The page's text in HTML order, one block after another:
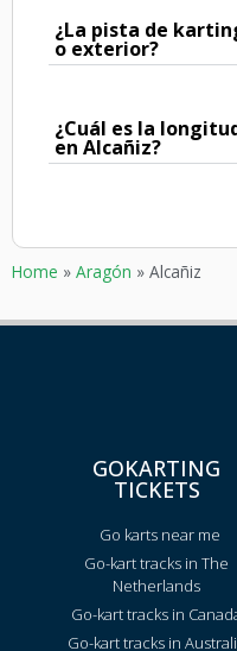
¿La pista de
o exterior?
¿Cuál es la
en Alcañiz?
Home » Aragón » Alcañiz
GOKARTING
TICKETS
Go karts near me
Go-kart tracks in The
Netherlands
Go-kart tracks in
Go-kart tracks in